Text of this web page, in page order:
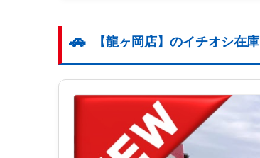
【龍ヶ岡店】のイチオシ在庫